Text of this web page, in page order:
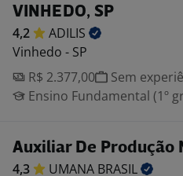
VINHEDO, SP
4,2
ADILIS
Vinhedo - SP
R$ 2.377,00
Sem
Ensino Fundamental (1º
Auxiliar De Produção
4,3 UMANA BRASIL